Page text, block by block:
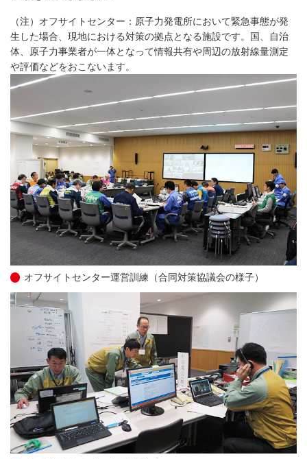
（注）オフサイトセンター：原子力発電所において緊急事態が発
生した場合、現地における対策の拠点となる施設です。国、自治
体、原子力事業者が一体となって情報共有や周辺の放射線量測定
や評価などをおこないます。
オフサイトセンター運営訓練（合同対策協議会の様子）